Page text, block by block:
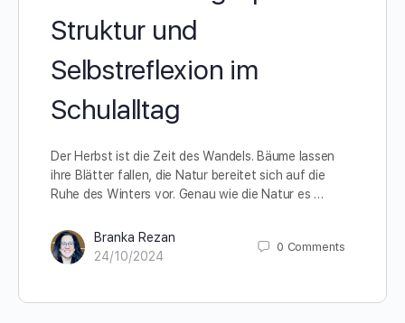
Struktur und
Selbstreflexion im
Schulalltag
Der Herbst ist die Zeit des Wandels. Bäume lassen
ihre Blätter fallen, die Natur bereitet sich auf die
Ruhe des Winters vor. Genau wie die Natur es …
Branka Rezan
24/10/2024
0 Comments